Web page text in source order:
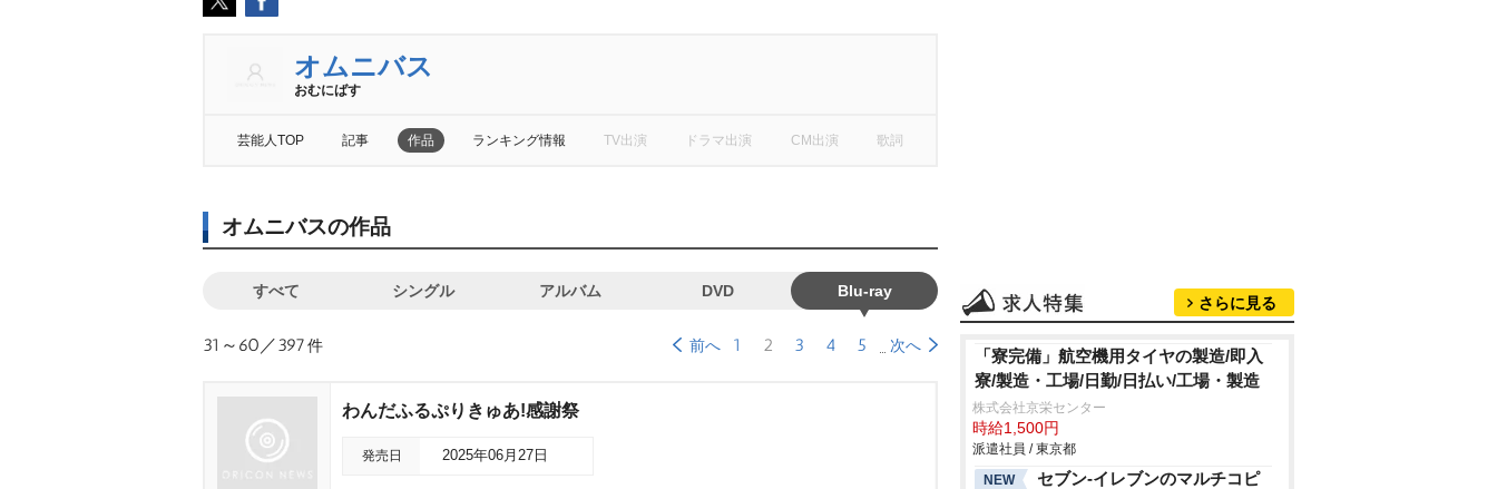
オムニバス
おむにばす
芸能人TOP 記事 作品 ランキング情報 TV出演 ドラマ出演 CM出演 歌詞
オムニバスの作品
すべて シングル アルバム DVD Blu-ray
31～60／397件 前へ 1 2 3 4 5 次へ
わんだふるぷりきゅあ!感謝祭
発売日 2025年06月27日
さらに見る
「寮完備」航空機用タイヤの製造/即入
寮/製造・工場/日勤/日払い/工場・製造
株式会社京栄センター
時給1,500円
派遣社員 / 東京都
NEW
セブン-イレブンのマルチコピ